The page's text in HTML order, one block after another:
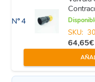
Nº 4
SKU:
64,65€